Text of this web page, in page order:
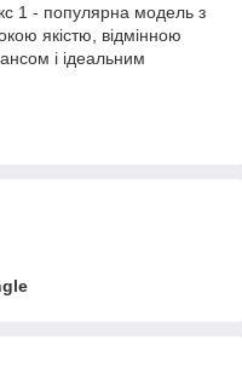
1 - популярна модель з
якістю, відмінною
і ідеальним